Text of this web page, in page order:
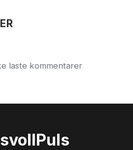
laste kommentarer
Puls